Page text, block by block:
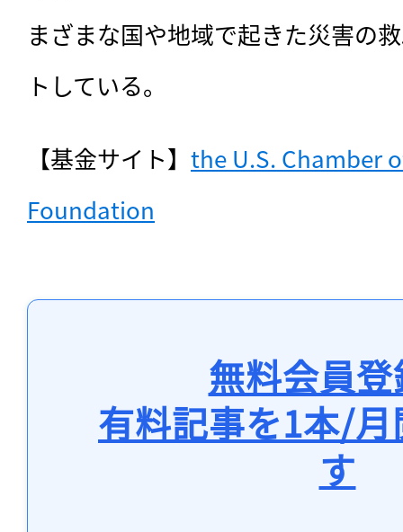
まざまな国や地域で起きた災害の
トしている。
【基金サイト】 the U.S. Chamber
Foundation
無料会員
有料記事を1本/
す